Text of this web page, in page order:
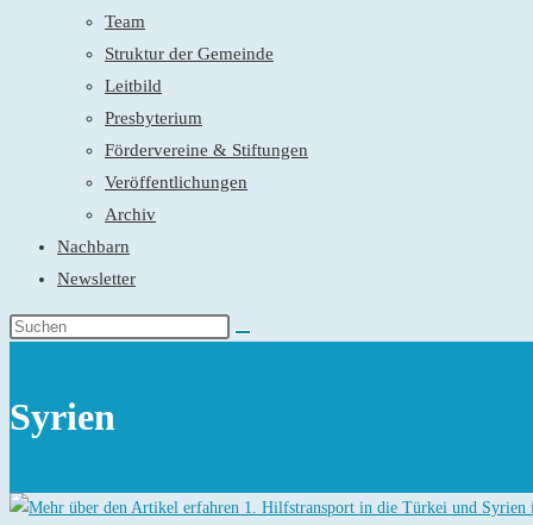
Team
Struktur der Gemeinde
Leitbild
Presbyterium
Fördervereine & Stiftungen
Veröffentlichungen
Archiv
Nachbarn
Newsletter
Syrien